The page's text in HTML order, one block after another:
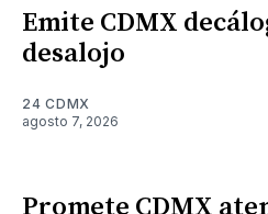
Emite CDMX
desalojo
24 CDMX
agosto 7, 2026
Promete CDMX